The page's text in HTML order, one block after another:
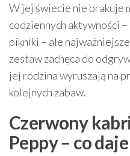
W jej świecie nie brakuje
codziennych aktywności
pikniki – ale
zestaw zachęca do
jej rodzina wyruszają na
kolejnych zabaw.
Czerwony
Peppy – co